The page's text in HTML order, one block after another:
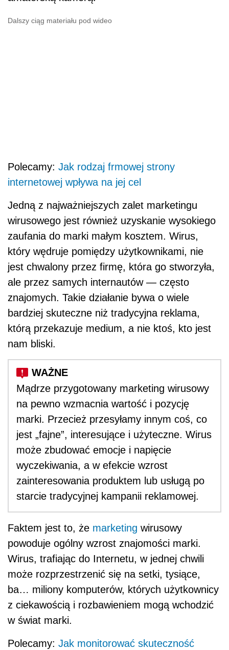
Dalszy ciąg materiału pod wideo
Polecamy: Jak rodzaj frmowej strony
internetowej wpływa na jej cel
Jedną z najważniejszych zalet marketingu
wirusowego jest również uzyskanie wysokiego
zaufania do marki małym kosztem. Wirus,
który wędruje pomiędzy użytkownikami, nie
jest chwalony przez firmę, która go stworzyła,
ale przez samych internautów — często
znajomych. Takie działanie bywa o wiele
bardziej skuteczne niż tradycyjna reklama,
którą przekazuje medium, a nie ktoś, kto jest
nam bliski.
Mądrze przygotowany marketing wirusowy
na pewno wzmacnia wartość i pozycję
marki. Przecież przesyłamy innym coś, co
jest „fajne”, interesujące i użyteczne. Wirus
może zbudować emocje i napięcie
wyczekiwania, a w efekcie wzrost
zainteresowania produktem lub usługą po
starcie tradycyjnej kampanii reklamowej.
Faktem jest to, że marketing wirusowy
powoduje ogólny wzrost znajomości marki.
Wirus, trafiając do Internetu, w jednej chwili
może rozprzestrzenić się na setki, tysiące,
ba… miliony komputerów, których użytkownicy
z ciekawością i rozbawieniem mogą wchodzić
w świat marki.
Polecamy: Jak monitorować skuteczność